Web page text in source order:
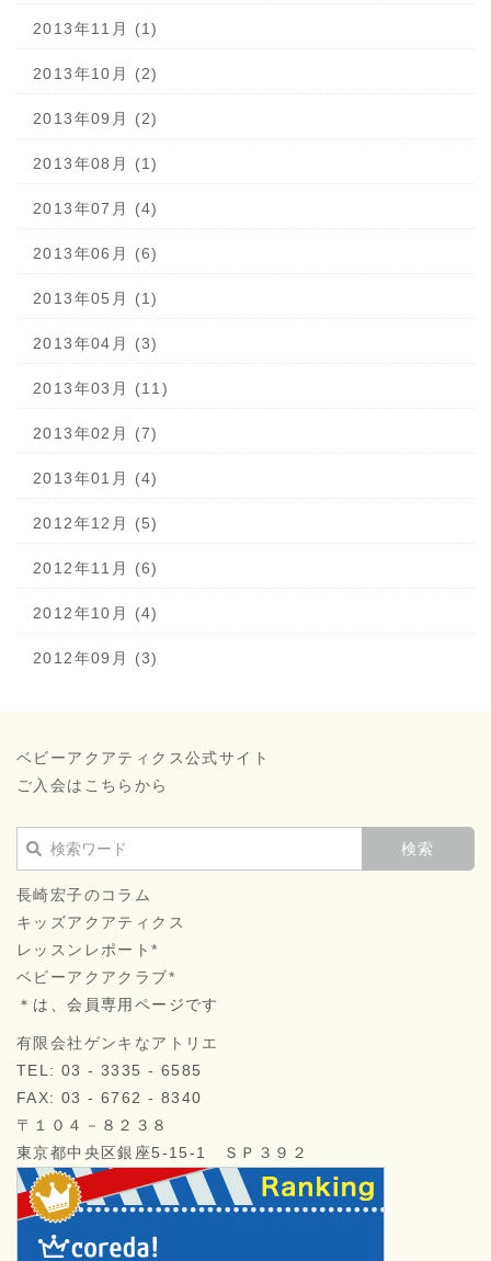
2013年11月 (1)
2013年10月 (2)
2013年09月 (2)
2013年08月 (1)
2013年07月 (4)
2013年06月 (6)
2013年05月 (1)
2013年04月 (3)
2013年03月 (11)
2013年02月 (7)
2013年01月 (4)
2012年12月 (5)
2012年11月 (6)
2012年10月 (4)
2012年09月 (3)
ベビーアクアティクス公式サイト
ご入会はこちらから
長崎宏子のコラム
キッズアクアティクス
レッスンレポート*
ベビーアクアクラブ*
＊は、会員専用ページです
有限会社ゲンキなアトリエ
TEL: 03 - 3335 - 6585
FAX: 03 - 6762 - 8340
〒１０４－８２３８
東京都中央区銀座5-15-1 ＳＰ３９２